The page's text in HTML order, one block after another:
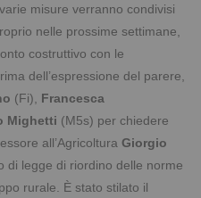
misure verranno condivisi
nelle prossime settimane,
costruttivo con le
dell’espressione del parere,
(Fi), Francesca
Mighetti (M5s) per chiedere
all’AgricolturaGiorgio
di legge di riordino delle norme
rurale. È stato stilato il